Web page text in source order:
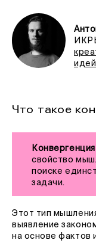
идей
Что такое
свойство
поиске
задачи.
Этот тип
выявление
на основе фактов